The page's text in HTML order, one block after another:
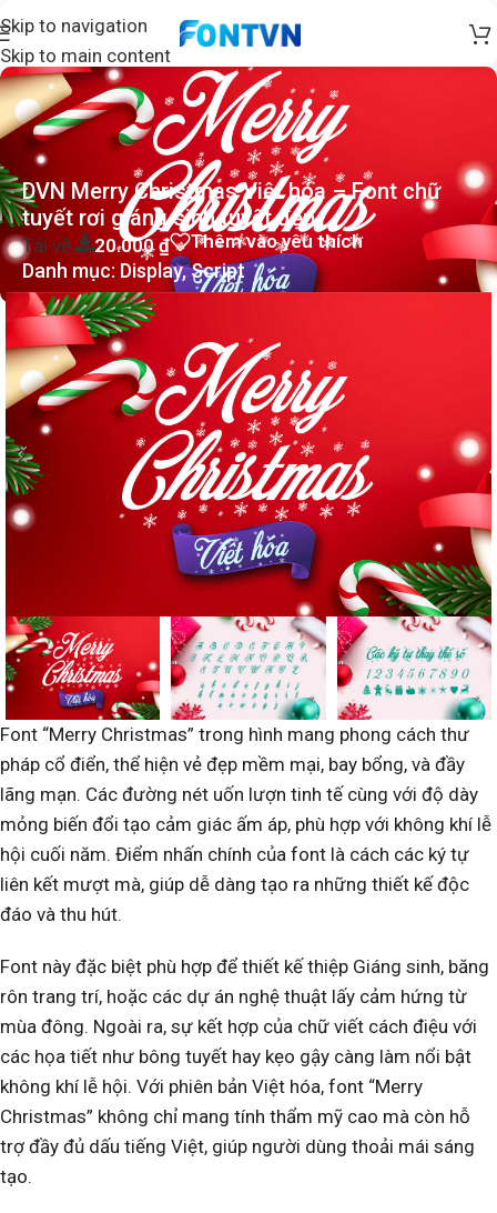
Skip to navigation
Skip to main content
DVN Merry Christmas Việt hóa – Font chữ
tuyết rơi giáng sinh tuyệt đẹp
Tải về 20.000₫ Thêm vào yêu thích
Danh mục: Display,Script
Font “Merry Christmas” trong hình mang phong cách thư
pháp cổ điển, thể hiện vẻ đẹp mềm mại, bay bổng, và đầy
lãng mạn. Các đường nét uốn lượn tinh tế cùng với độ dày
mỏng biến đổi tạo cảm giác ấm áp, phù hợp với không khí lễ
hội cuối năm. Điểm nhấn chính của font là cách các ký tự
liên kết mượt mà, giúp dễ dàng tạo ra những thiết kế độc
đáo và thu hút.
Font này đặc biệt phù hợp để thiết kế thiệp Giáng sinh, băng
rôn trang trí, hoặc các dự án nghệ thuật lấy cảm hứng từ
mùa đông. Ngoài ra, sự kết hợp của chữ viết cách điệu với
các họa tiết như bông tuyết hay kẹo gậy càng làm nổi bật
không khí lễ hội. Với phiên bản Việt hóa, font “Merry
Christmas” không chỉ mang tính thẩm mỹ cao mà còn hỗ
trợ đầy đủ dấu tiếng Việt, giúp người dùng thoải mái sáng
tạo.